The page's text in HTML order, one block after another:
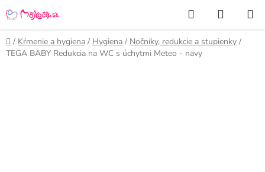
na
obsah
Hľadať
KOŠÍK
Domov
/ Kŕmenie a hygiena / Hygiena / Nočníky, redukcie a stupienky /
TEGA BABY Redukcia na WC s úchytmi Meteo - navy